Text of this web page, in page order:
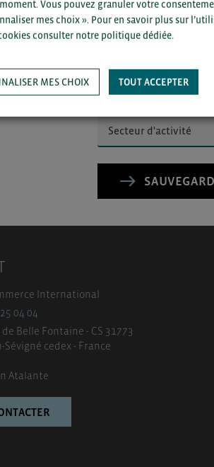
Pour voir les contacts,
International
04 04
Belle Fontaine - CS 31773
Sévigné cedex - France
Atalante
Vous pouvez granuler votre
mes choix ». Pour en savoir plus sur
consulter notre politique dédiée.
MES CHOIX TOUT ACCEPTER